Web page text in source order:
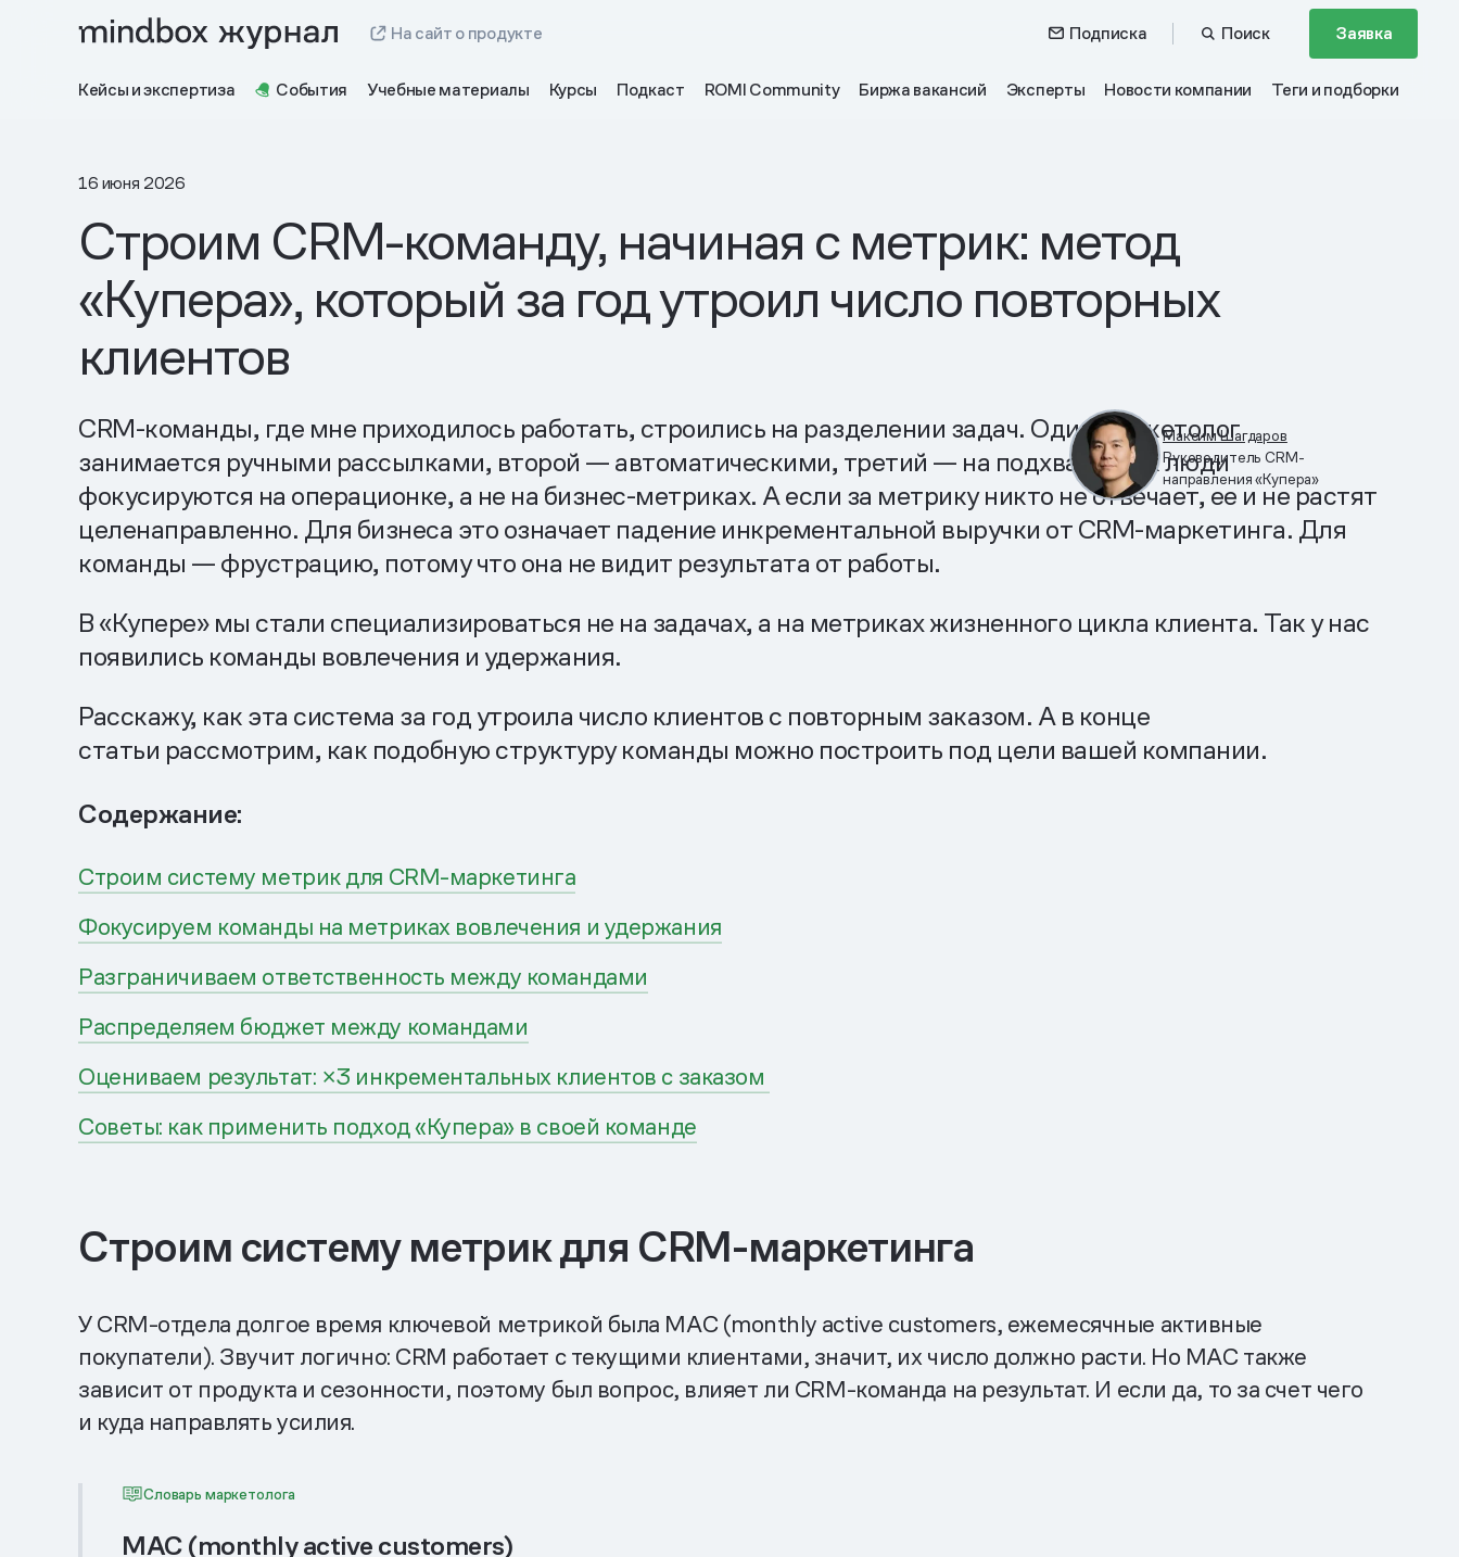
На сайт о продукте Подписка Поиск Заявка
Кейсы и экспертиза События Учебные материалы Курсы Подкаст ROMI Community Биржа вакансий Эксперты Новости компании Теги и подборки
16 июня 2026
Строим CRM-команду, начиная с метрик: метод
«Купера», который за год утроил число повторных
клиентов
Максим Шагдаров
Руководитель CRM-
направления «Купера»
CRM-команды, где мне приходилось работать, строились на разделении задач. Один маркетолог
занимается ручными рассылками, второй — автоматическими, третий — на подхвате. Так люди
фокусируются на операционке, а не на бизнес-метриках. А если за метрику никто не отвечает, ее и не растят
целенаправленно. Для бизнеса это означает падение инкрементальной выручки от CRM-маркетинга. Для
команды — фрустрацию, потому что она не видит результата от работы.
В «Купере» мы стали специализироваться не на задачах, а на метриках жизненного цикла клиента. Так у нас
появились команды вовлечения и удержания.
Расскажу, как эта система за год утроила число клиентов с повторным заказом. А в конце
статьи рассмотрим, как подобную структуру команды можно построить под цели вашей компании.
Содержание:
Строим систему метрик для CRM-маркетинга
Фокусируем команды на метриках вовлечения и удержания
Разграничиваем ответственность между командами
Распределяем бюджет между командами
Оцениваем результат: ×3 инкрементальных клиентов с заказом
Советы: как применить подход «Купера» в своей команде
Строим систему метрик для CRM-маркетинга
У CRM-отдела долгое время ключевой метрикой была МАС (monthly active customers, ежемесячные активные
покупатели). Звучит логично: CRM работает с текущими клиентами, значит, их число должно расти. Но МАС также
зависит от продукта и сезонности, поэтому был вопрос, влияет ли CRM-команда на результат. И если да, то за счет чего
и куда направлять усилия.
Словарь маркетолога
MAC (monthly active customers)